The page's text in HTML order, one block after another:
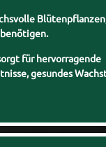
für hervorragende
gesundes